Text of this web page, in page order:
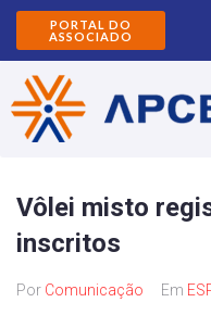
PORTAL DO
ASSOCIADO
Vôlei misto
inscritos
Por Comunicação Em